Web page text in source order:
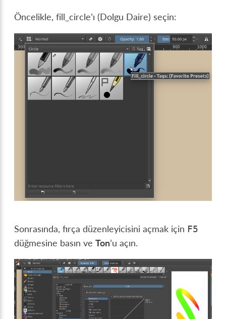
Öncelikle, fill_circle’ı (Dolgu Daire) seçin:
Sonrasında, fırça düzenleyicisini açmak için F5
düğmesine basın veTon’u açın.